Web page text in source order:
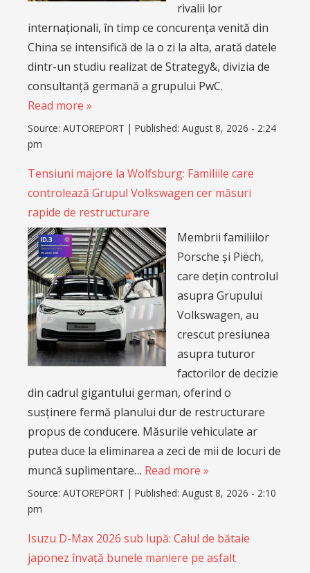
rivalii lor
internaționali, în timp ce concurența venită din
China se intensifică de la o zi la alta, arată datele
dintr-un studiu realizat de Strategy&, divizia de
consultanță germană a grupului PwC.
Read more »
Source: AUTOREPORT | Published: August 8, 2026 - 2:24
pm
Tensiuni majore la Wolfsburg: Familiile care
controlează Grupul Volkswagen cer măsuri
rapide de restructurare
Membrii familiilor
Porsche și Piëch,
care dețin controlul
asupra Grupului
Volkswagen, au
crescut presiunea
asupra tuturor
factorilor de decizie
din cadrul gigantului german, oferind o
susținere fermă planului dur de restructurare
propus de conducere. Măsurile vehiculate ar
putea duce la eliminarea a zeci de mii de locuri de
muncă suplimentare… Read more »
Source: AUTOREPORT | Published: August 8, 2026 - 2:10
pm
Isuzu D-Max 2026 sub lupă: Calul de bătaie
japonez învață bunele maniere pe asfalt